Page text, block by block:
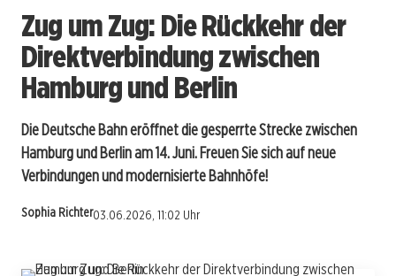
Zug um Zug: Die Rückkehr der
Direktverbindung zwischen
Hamburg und Berlin
Die Deutsche Bahn eröffnet die gesperrte Strecke zwischen
Hamburg und Berlin am 14. Juni. Freuen Sie sich auf neue
Verbindungen und modernisierte Bahnhöfe!
Sophia Richter03.06.2026, 11:02 Uhr